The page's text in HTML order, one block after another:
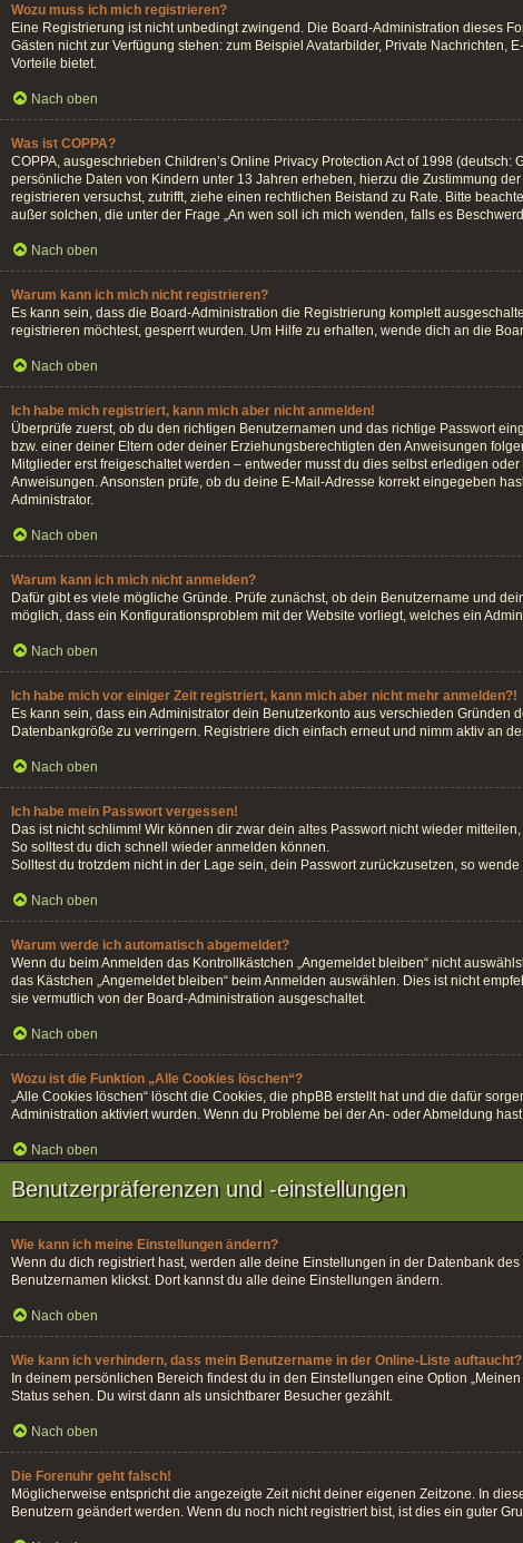
Wozu muss ich mich registrieren?
Eine Registrierung ist nicht unbedingt zwingend. Die Board-Administration dieses
Gästen nicht zur Verfügung stehen: zum Beispiel Avatarbilder, Private
Vorteile bietet.
Nach oben
Was ist COPPA?
COPPA, ausgeschrieben Children’s Online Privacy Protection Act of 1998
persönliche Daten von Kindern unter 13 Jahren erheben, hierzu die Zustimmung
registrieren versuchst, zutrifft, ziehe einen rechtlichen Beistand zu Rate. Bitte
außer solchen, die unter der Frage „An wen soll ich mich wenden, falls es
Nach oben
Warum kann ich mich nicht registrieren?
Es kann sein, dass die Board-Administration die Registrierung komplett
registrieren möchtest, gesperrt wurden. Um Hilfe zu erhalten, wende dich an die
Nach oben
Ich habe mich registriert, kann mich aber nicht anmelden!
Überprüfe zuerst, ob du den richtigen Benutzernamen und das richtige Passwort
bzw. einer deiner Eltern oder deiner Erziehungsberechtigten den Anweisungen
Mitglieder erst freigeschaltet werden – entweder musst du dies selbst erledigen
Anweisungen. Ansonsten prüfe, ob du deine E-Mail-Adresse korrekt eingegeben
Administrator.
Nach oben
Warum kann ich mich nicht anmelden?
Dafür gibt es viele mögliche Gründe. Prüfe zunächst, ob dein Benutzername und
möglich, dass ein Konfigurationsproblem mit der Website vorliegt, welches ein
Nach oben
Ich habe mich vor einiger Zeit registriert, kann mich aber nicht mehr anmelden?!
Es kann sein, dass ein Administrator dein Benutzerkonto aus verschieden
Datenbankgröße zu verringern. Registriere dich einfach erneut und nimm aktiv an
Nach oben
Ich habe mein Passwort vergessen!
Das ist nicht schlimm! Wir können dir zwar dein altes Passwort nicht wieder
So solltest du dich schnell wieder anmelden können.
Solltest du trotzdem nicht in der Lage sein, dein Passwort zurückzusetzen, so
Nach oben
Warum werde ich automatisch abgemeldet?
Wenn du beim Anmelden das Kontrollkästchen „Angemeldet bleiben“ nicht
das Kästchen „Angemeldet bleiben“ beim Anmelden auswählen. Dies ist nicht
sie vermutlich von der Board-Administration ausgeschaltet.
Nach oben
Wozu ist die Funktion „Alle Cookies löschen“?
„Alle Cookies löschen“ löscht die Cookies, die phpBB erstellt hat und die dafür
Administration aktiviert wurden. Wenn du Probleme bei der An- oder Abmeldung
Nach oben
Benutzerpräferenzen und -einstellungen
Wie kann ich meine Einstellungen ändern?
Wenn du dich registriert hast, werden alle deine Einstellungen in der Datenbank
Benutzernamen klickst. Dort kannst du alle deine Einstellungen ändern.
Nach oben
Wie kann ich verhindern, dass mein Benutzername in der Online-Liste auftaucht?
In deinem persönlichen Bereich findest du in den Einstellungen eine Option
Status sehen. Du wirst dann als unsichtbarer Besucher gezählt.
Nach oben
Die Forenuhr geht falsch!
Möglicherweise entspricht die angezeigte Zeit nicht deiner eigenen Zeitzone. In
Benutzern geändert werden. Wenn du noch nicht registriert bist, ist dies ein guter